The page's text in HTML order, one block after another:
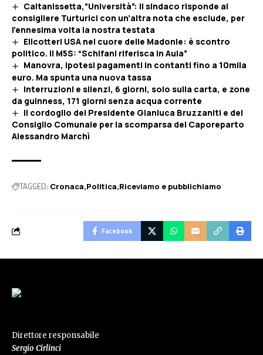
Caltanissetta,”Università”: Il sindaco risponde al
consigliere Turturici con un’altra nota che esclude, per
l’ennesima volta la nostra testata
Elicotteri USA nel cuore delle Madonie: è scontro
politico. Il M5S: “Schifani riferisca in Aula”
Manovra, ipotesi pagamenti in contanti fino a 10mila
euro. Ma spunta una nuova tassa
Interruzioni e silenzi, 6 giorni, solo sulla carta, e zone
da guinness, 171 giorni senza acqua corrente
Il cordoglio del Presidente Gianluca Bruzzaniti e del
Consiglio Comunale per la scomparsa del Caporeparto
Alessandro Marchì
TAGGED: Cronaca Politica Riceviamo e pubblichiamo
Facebook
Direttore responsabile
Sergio Cirlinci